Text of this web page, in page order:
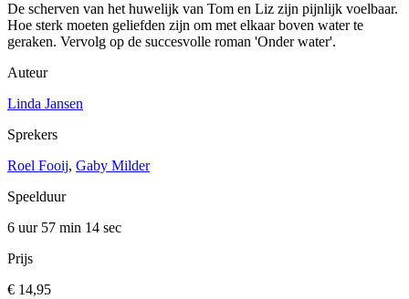
De scherven van het huwelijk van Tom en Liz zijn pijnlijk voelbaar.
Hoe sterk moeten geliefden zijn om met elkaar boven water te
geraken. Vervolg op de succesvolle roman 'Onder water'.
Auteur
Linda Jansen
Sprekers
Roel Fooij, Gaby Milder
Speelduur
6 uur 57 min 14 sec
Prijs
€ 14,95